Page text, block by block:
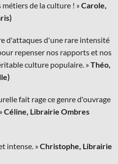
de la culture ! »Carole,
d'attaques d'une rare intensité
repenser nos rapports et nos
culture populaire. »Théo,
fait rage ce genre d'ouvrage
Céline, Librairie Ombres
intense. »Christophe, Librairie